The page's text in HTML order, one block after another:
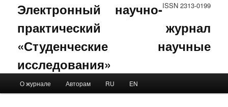
ISSN 2313-0199
Электронный научно-
практический журнал
«Студенческие научные
исследования»
Skip to primary content
Skip to secondary content
О журнале Авторам RU EN